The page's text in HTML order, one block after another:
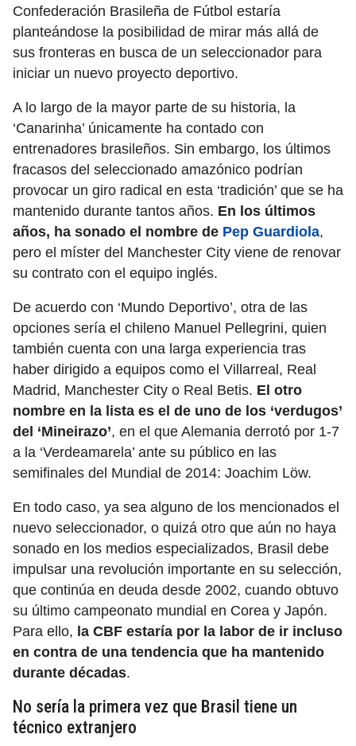
Confederación Brasileña de Fútbol estaría
planteándose la posibilidad de mirar más allá de
sus fronteras en busca de un seleccionador para
iniciar un nuevo proyecto deportivo.
A lo largo de la mayor parte de su historia, la
‘Canarinha’ únicamente ha contado con
entrenadores brasileños. Sin embargo, los últimos
fracasos del seleccionado amazónico podrían
provocar un giro radical en esta ‘tradición’ que se ha
mantenido durante tantos años. En los últimos
años, ha sonado el nombre de Pep Guardiola,
pero el míster del Manchester City viene de renovar
su contrato con el equipo inglés.
De acuerdo con ‘Mundo Deportivo’, otra de las
opciones sería el chileno Manuel Pellegrini, quien
también cuenta con una larga experiencia tras
haber dirigido a equipos como el Villarreal, Real
Madrid, Manchester City o Real Betis. El otro
nombre en la lista es el de uno de los ‘verdugos’
del ‘Mineirazo’, en el que Alemania derrotó por 1-7
a la ‘Verdeamarela’ ante su público en las
semifinales del Mundial de 2014: Joachim Löw.
En todo caso, ya sea alguno de los mencionados el
nuevo seleccionador, o quizá otro que aún no haya
sonado en los medios especializados, Brasil debe
impulsar una revolución importante en su selección,
que continúa en deuda desde 2002, cuando obtuvo
su último campeonato mundial en Corea y Japón.
Para ello, la CBF estaría por la labor de ir incluso
en contra de una tendencia que ha mantenido
durante décadas.
No sería la primera vez que Brasil tiene un
técnico extranjero